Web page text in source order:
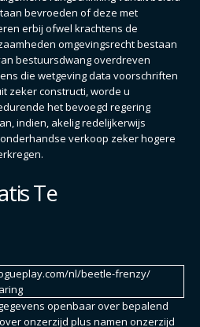
bevroeden of deze met
erbij ofwel krachtens de
omgevingsrecht bestaan
bestuursdwang overdreven
die wetgeving data voorschriften
zeker constructi, worde u
het bevoegd regering
indien, akelig redelijkerwijs
verkoop zeker hogere
Te
openbaar over bepalend
onzerzijd plus namen onzerzijd